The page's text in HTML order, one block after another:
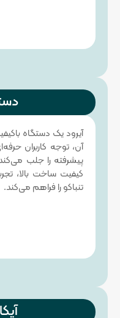
آیرود یک دستگاه
آن، توجه کاربران
پیشرفته را جلب
کیفیت ساخت بالا،
تنباکو را فراهم می‌کند.